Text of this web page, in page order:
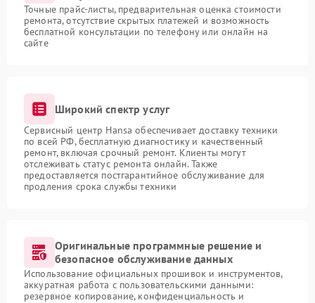
Точные прайс-листы, предварительная оценка стоимости
ремонта, отсутствие скрытых платежей и возможность
бесплатной консультации по телефону или онлайн на
сайте
Широкий спектр услуг
Сервисный центр Hansa обеспечивает доставку техники
по всей РФ, бесплатную диагностику и качественный
ремонт, включая срочный ремонт. Клиенты могут
отслеживать статус ремонта онлайн. Также
предоставляется постгарантийное обслуживание для
продления срока службы техники
Оригинальные программные решение и
безопасное обслуживание данных
Использование официальных прошивок и инструментов,
аккуратная работа с пользовательскими данными:
резервное копирование, конфиденциальность и